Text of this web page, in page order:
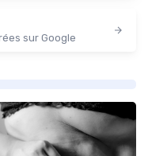
sur Google